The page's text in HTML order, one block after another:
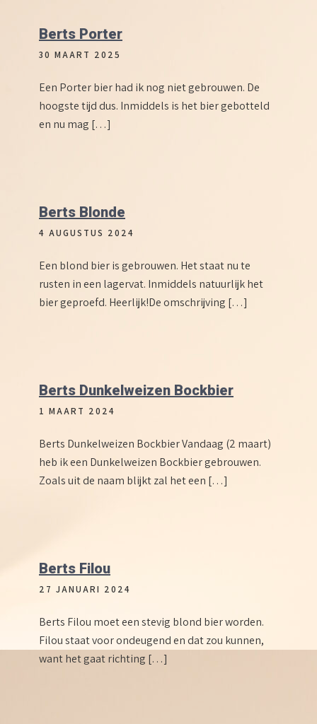
Berts Porter
30 MAART 2025
Een Porter bier had ik nog niet gebrouwen. De
hoogste tijd dus. Inmiddels is het bier gebotteld
en nu mag […]
Berts Blonde
4 AUGUSTUS 2024
Een blond bier is gebrouwen. Het staat nu te
rusten in een lagervat. Inmiddels natuurlijk het
bier geproefd. Heerlijk!De omschrijving […]
Berts Dunkelweizen Bockbier
1 MAART 2024
Berts Dunkelweizen Bockbier Vandaag (2 maart)
heb ik een Dunkelweizen Bockbier gebrouwen.
Zoals uit de naam blijkt zal het een […]
Berts Filou
27 JANUARI 2024
Berts Filou moet een stevig blond bier worden.
Filou staat voor ondeugend en dat zou kunnen,
want het gaat richting […]